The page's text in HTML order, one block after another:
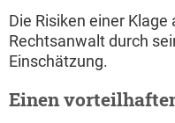
Die Risiken einer
Rechtsanwalt durch
Einschätzung.
Einen